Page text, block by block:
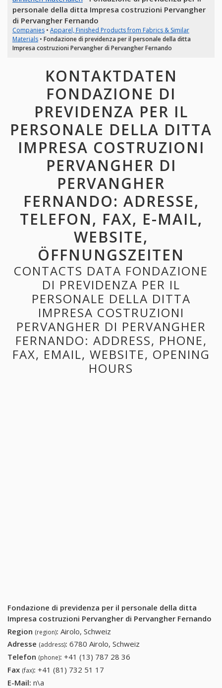
personale della ditta Impresa costruzioni Pervangher
di Pervangher Fernando
Companies• Apparel, Finished Products from Fabrics & Similar
Materials• Fondazione di previdenza per il personale della ditta
Impresa costruzioni Pervangher di Pervangher Fernando
KONTAKTDATEN
FONDAZIONE DI
PREVIDENZA PER IL
PERSONALE DELLA DITTA
IMPRESA COSTRUZIONI
PERVANGHER DI
PERVANGHER
FERNANDO: ADRESSE,
TELEFON, FAX, E-MAIL,
WEBSITE,
ÖFFNUNGSZEITEN
CONTACTS DATA FONDAZIONE
DI PREVIDENZA PER IL
PERSONALE DELLA DITTA
IMPRESA COSTRUZIONI
PERVANGHER DI PERVANGHER
FERNANDO: ADDRESS, PHONE,
FAX, EMAIL, WEBSITE, OPENING
HOURS
Fondazione di previdenza per il personale della ditta
Impresa costruzioni Pervangher di Pervangher Fernando
Region (region): Airolo, Schweiz
Adresse (address): 6780 Airolo, Schweiz
Telefon (phone): +41 (13) 787 28 36
Fax (fax): +41 (81) 732 51 17
E-Mail: n\a